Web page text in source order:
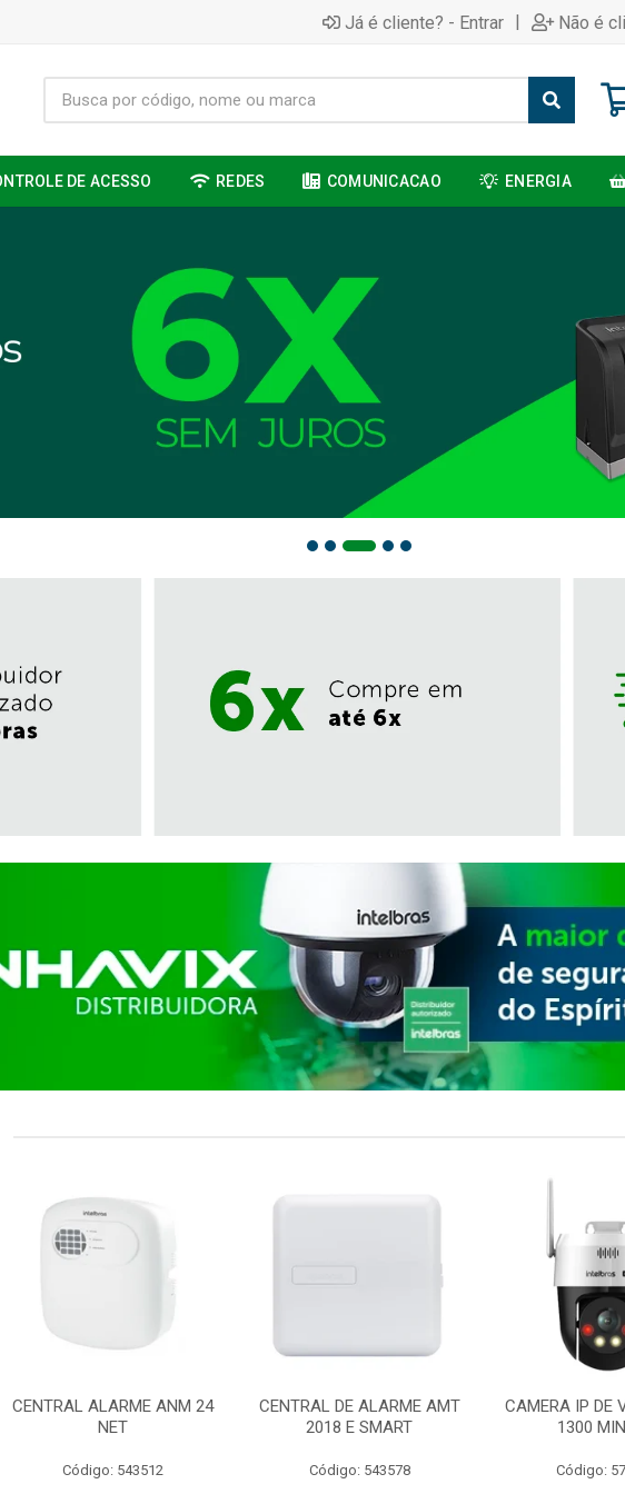
Já é cliente? - Entrar | Não é
DE ACESSO REDES COMUNICACAO ENERGIA
CENTRAL ALARME ANM 24
NET
Código: 543512
CENTRAL DE ALARME AMT
2018 E SMART
Código: 543578
CAMERA IP DE
1300
Código: